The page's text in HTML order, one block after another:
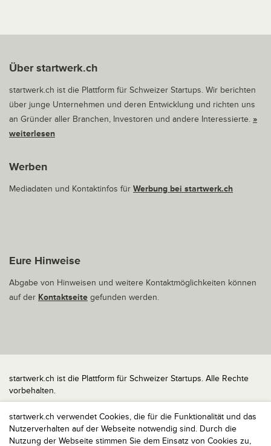
startwerk.ch verwendet Cookies, die für die Funktionalität und das
Nutzerverhalten auf der Webseite notwendig sind. Durch die
Nutzung der Webseite stimmen Sie dem Einsatz von Cookies zu,
Über startwerk.ch
startwerk.ch ist die Plattform für Schweizer Startups. Wir berichten
über junge Unternehmen und deren Entwicklung und richten uns
an Gründer aller Branchen, Investoren und andere Interessierte. »
weiterlesen
Werben
Mediadaten und Kontaktinfos für Werbung bei startwerk.ch
Eure Hinweise
Abgabe von Hinweisen und weitere Kontaktmöglichkeiten können
auf der Kontaktseite gefunden werden.
startwerk.ch ist die Plattform für Schweizer Startups. Alle Rechte
vorbehalten.
Impressum
Kontakt
nach oben